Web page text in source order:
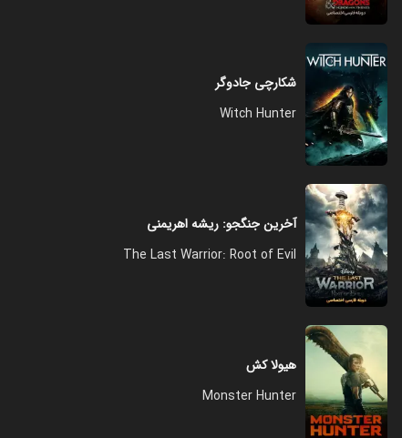
شکارچی جادوگر
Witch Hunter
آخرین جنگجو: ریشه اهریمنی
The Last Warrior: Root of Evil
هیولا کش
Monster Hunter